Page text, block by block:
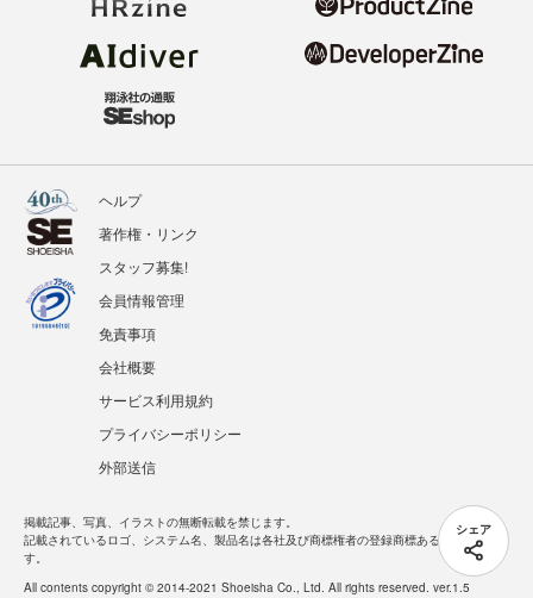
シェア
ヘルプ
著作権・リンク
スタッフ募集!
会員情報管理
免責事項
会社概要
サービス利用規約
プライバシーポリシー
外部送信
掲載記事、写真、イラストの無断転載を禁じます。
記載されているロゴ、システム名、製品名は各社及び商標権者の登録商標あるいは商標で
す。
All contents copyright © 2014-2021 Shoeisha Co., Ltd. All rights reserved. ver.1.5